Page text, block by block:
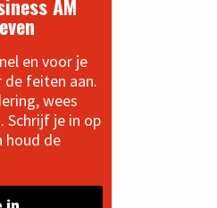
AM
en voor je
feiten aan.
wees
Schrijf je in op
houd de